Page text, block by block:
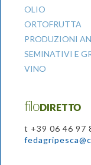
OLIO
ORTOFRUTTA
PRODUZIONI
SEMINATIVI E
VINO
filoDIRETTO
t +39 06 46 97